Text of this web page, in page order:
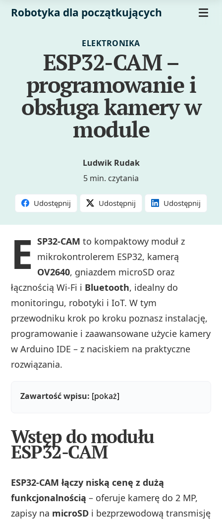
Robotyka dla początkujących
ELEKTRONIKA
ESP32-CAM –
programowanie i
obsługa kamery w
module
Ludwik Rudak
5 min. czytania
Udostępnij Udostępnij Udostępnij
E SP32-CAM to kompaktowy moduł z
mikrokontrolerem ESP32, kamerą
OV2640, gniazdem microSD oraz
łącznością Wi‑Fi i Bluetooth, idealny do
monitoringu, robotyki i IoT. W tym
przewodniku krok po kroku poznasz instalację,
programowanie i zaawansowane użycie kamery
w Arduino IDE – z naciskiem na praktyczne
rozwiązania.
Zawartość wpisu: [pokaż]
Wstęp do modułu
ESP32-CAM
ESP32-CAM łączy niską cenę z dużą
funkcjonalnością – oferuje kamerę do 2 MP,
zapisy na microSD i bezprzewodową transmisję